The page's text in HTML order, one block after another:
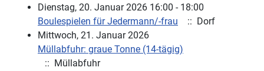
Dienstag, 20. Januar 2026 16:00 - 18:00
Boulespielen für Jedermann/-frau
:: Dorf
Mittwoch, 21. Januar 2026
Müllabfuhr: graue Tonne (14-tägig)
:: Müllabfuhr